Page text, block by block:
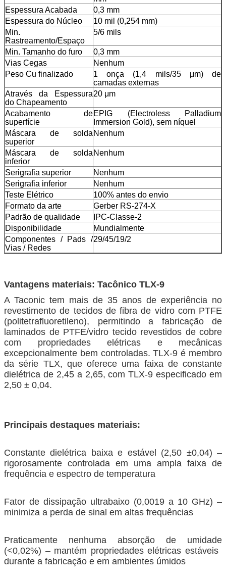
Espessura Acabada
0,3 mm
Espessura do Núcleo
10 mil (0,254 mm)
Min.
Rastreamento/Espaço
5/6 mils
Min. Tamanho do furo
0,3 mm
Vias Cegas
Nenhum
Peso Cu finalizado
1 onça (1,4 mils/35 μm) de
camadas externas
Através da Espessura
do Chapeamento
20 μm
Acabamento de
superfície
EPIG (Electroless Palladium
Immersion Gold), sem níquel
Máscara de solda
superior
Nenhum
Máscara de solda
inferior
Nenhum
Serigrafia superior
Nenhum
Serigrafia inferior
Nenhum
Teste Elétrico
100% antes do envio
Formato da arte
Gerber RS-274-X
Padrão de qualidade
IPC-Classe-2
Disponibilidade
Mundialmente
Componentes / Pads /
Vias / Redes
29/45/19/2
Vantagens materiais: Tacônico TLX-9
A Taconic tem mais de 35 anos de experiência no
revestimento de tecidos de fibra de vidro com PTFE
(politetrafluoretileno), permitindo a fabricação de
laminados de PTFE/vidro tecido revestidos de cobre
com propriedades elétricas e mecânicas
excepcionalmente bem controladas. TLX-9 é membro
da série TLX, que oferece uma faixa de constante
dielétrica de 2,45 a 2,65, com TLX-9 especificado em
2,50 ± 0,04.
Principais destaques materiais:
Constante dielétrica baixa e estável (2,50 ±0,04) –
rigorosamente controlada em uma ampla faixa de
frequência e espectro de temperatura
Fator de dissipação ultrabaixo (0,0019 a 10 GHz) –
minimiza a perda de sinal em altas frequências
Praticamente nenhuma absorção de umidade
(<0,02%) – mantém propriedades elétricas estáveis ​​
durante a fabricação e em ambientes úmidos